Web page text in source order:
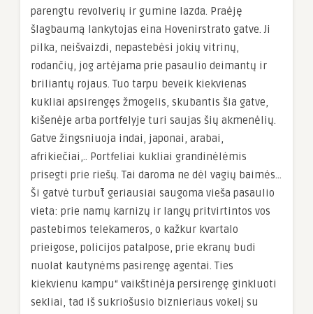
parengtu revolverių ir gumine lazda. Praėję
šlagbaumą lankytojas eina Hovenirstrato gatve. Ji
pilka, neišvaizdi, nepastebėsi jokių vitrinų,
rodančių, jog artėjama prie pasaulio deimantų ir
briliantų rojaus. Tuo tarpu beveik kiekvienas
kukliai apsirengęs žmogelis, skubantis šia gatve,
kišenėje arba portfelyje turi saujas šių akmenėlių.
Gatve žingsniuoja indai, japonai, arabai,
afrikiečiai,.. Portfeliai kukliai grandinėlėmis
prisegti prie riešų. Tai daroma ne dėl vagių baimės…
Ši gatvė turbūt geriausiai saugoma vieša pasaulio
vieta: prie namų karnizų ir langų pritvirtintos vos
pastebimos telekameros, o kažkur kvartalo
prieigose, policijos patalpose, prie ekranų budi
nuolat kautynėms pasirengę agentai. Ties
kiekvienu kampu“ vaikštinėja persirengę ginkluoti
sekliai, tad iš sukriošusio biznieriaus vokelį su